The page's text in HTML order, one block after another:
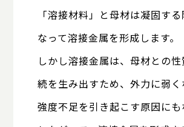
「溶接材料」と母材は凝固す
なって溶接金属を形成します。
しかし溶接金属は、母材との
続を生み出すため、外力に弱く
強度不足を引き起こす原因にも